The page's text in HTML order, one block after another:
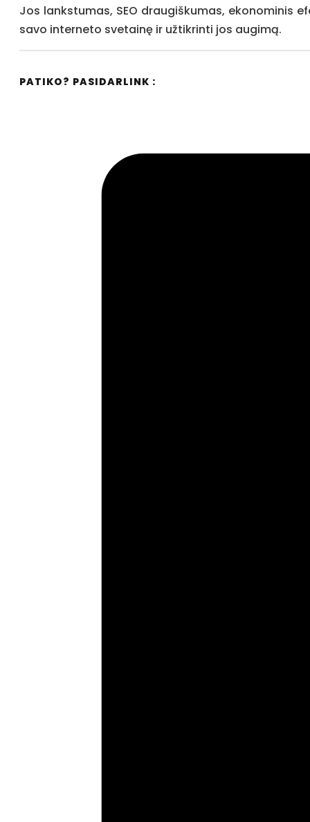
Jos lankstumas, SEO draugiškumas, ekonominis
savo interneto svetainę ir užtikrinti jos augimą.
PATIKO? PASIDARLINK :